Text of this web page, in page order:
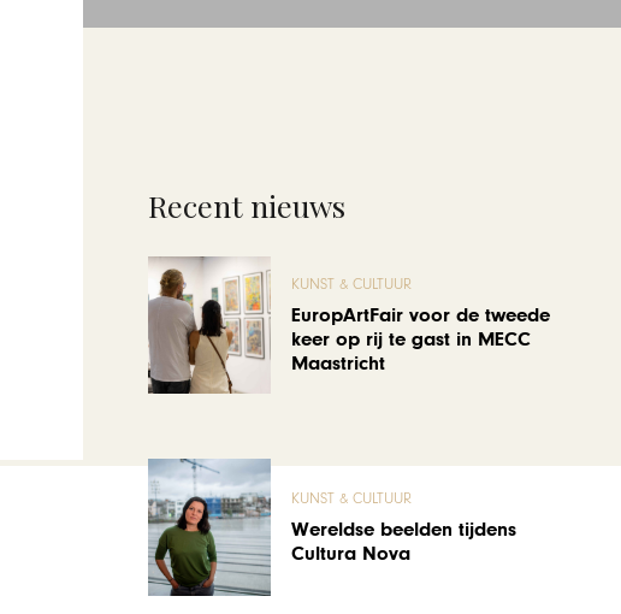
Recent nieuws
KUNST & CULTUUR
EuropArtFair voor de tweede
keer op rij te gast in MECC
Maastricht
KUNST & CULTUUR
Wereldse beelden tijdens
Cultura Nova